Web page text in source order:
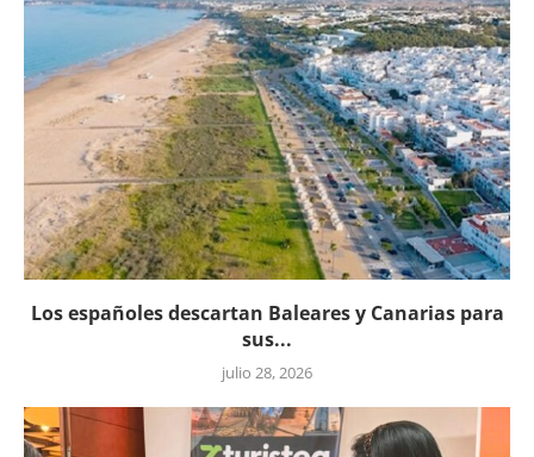
Los españoles descartan Baleares y Canarias para
sus...
julio 28, 2026